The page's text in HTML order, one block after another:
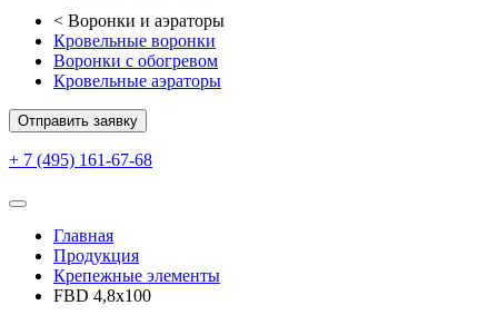
< Воронки и аэраторы
Кровельные воронки
Воронки с обогревом
Кровельные аэраторы
Отправить заявку
+ 7 (495) 161-67-68
Главная
Продукция
Крепежные элементы
FBD 4,8х100